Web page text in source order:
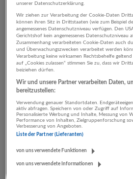
2
Controlling
und
unserer Datenschutzerklärung.
Wir ziehen zur Verarbeitung der Cookie-Daten
können ihren Sitz in Drittstaaten (wie zum Beispiel
angemessenes Datenschutzniveau verfügen. Den
Gerichtshof kein angemessenes Datenschutzniveau
Zusammenhang verarbeiteten Cookie-Daten auch
und Überwachungszwecken verarbeitet werden
Verarbeitung keine wirksamen Rechtsbehelfe
auf „Cookies zulassen“ stimmen Sie zu, dass wir
beiziehen dürfen.
Wir und unsere Partner verarbeiten Daten,
bereitzustellen:
Verwendung genauer Standortdaten.
aktiv abfragen. Speichern von oder Zugriff auf
Personalisierte Werbung und Inhalte, Messung von
Performance von Inhalten, Zielgruppenforschung
Verbesserung von Angeboten.
Liste der Partner (Lieferanten)
von uns verwendete Funktionen
von uns verwendete Informationen